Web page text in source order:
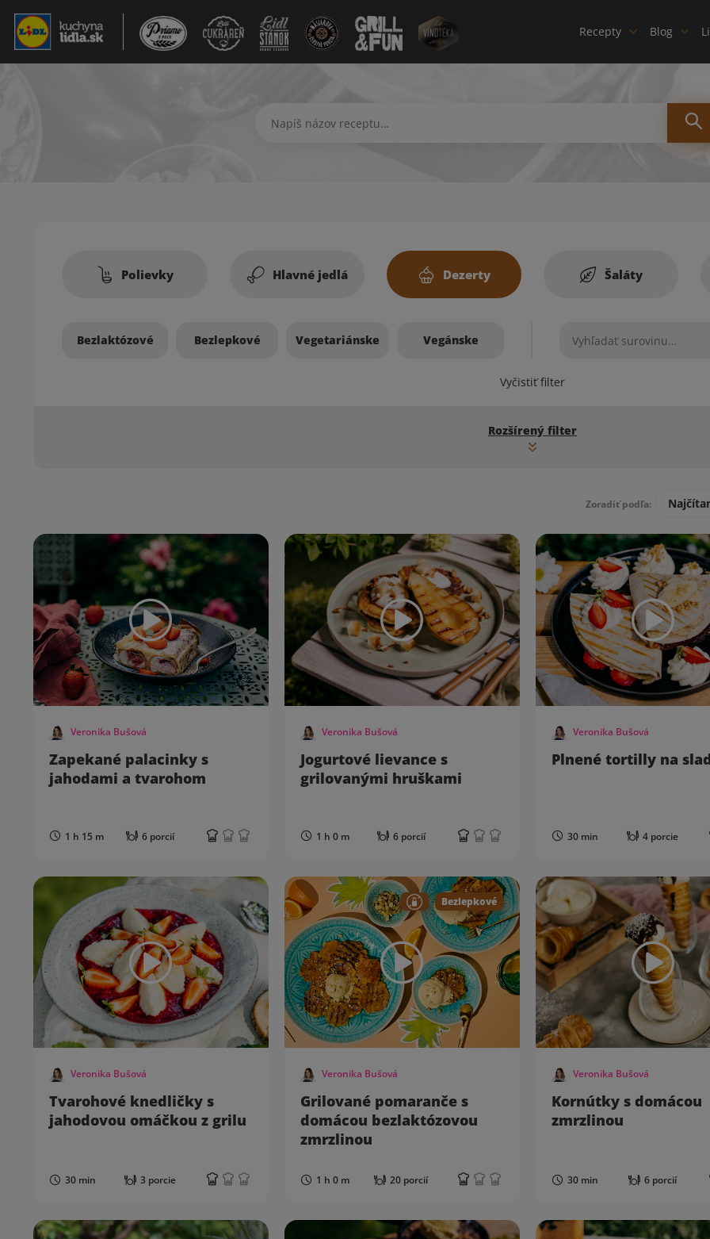
Recepty Blog
Polievky Hlavné jedlá Dezerty Šaláty
Bezlaktózové Bezlepkové Vegetariánske Vegánske
Vyčistiť filter
Rozšírený filter
Zoradiť podľa:
Zoznam receptov
Veronika Bušová
Zapekané palacinky s
jahodami a tvarohom
1 h 15 m 6 porcií
Veronika Bušová
Jogurtové lievance s
grilovanými hruškami
1 h 0 m 6 porcií
Veronika Bušová
Plnené tortilly na
30 min 4 porcie
Veronika Bušová
Tvarohové knedličky s
jahodovou omáčkou z grilu
30 min 3 porcie
Bezlepkové
Veronika Bušová
Grilované pomaranče s
domácou bezlaktózovou
zmrzlinou
1 h 0 m 20 porcií
Veronika Bušová
Kornútky s domácou
zmrzlinou
30 min 6 porcií